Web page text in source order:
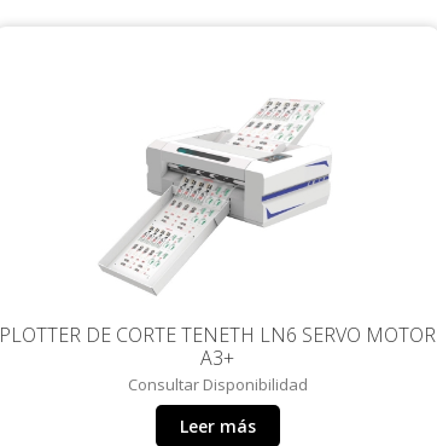
PLOTTER DE CORTE TENETH LN6 SERVO MOTOR
A3+
Consultar Disponibilidad
Leer más